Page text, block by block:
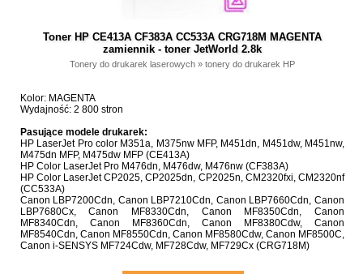
Toner HP CE413A CF383A CC533A CRG718M MAGENTA
zamiennik - toner JetWorld 2.8k
Tonery do drukarek laserowych» tonery do drukarek HP
Kolor: MAGENTA
Wydajność: 2 800 stron
Pasujące modele drukarek:
HP LaserJet Pro color M351a, M375nw MFP, M451dn, M451dw, M451nw,
M475dn MFP, M475dw MFP (CE413A)
HP Color LaserJet Pro M476dn, M476dw, M476nw (CF383A)
HP Color LaserJet CP2025, CP2025dn, CP2025n, CM2320fxi, CM2320nf
(CC533A)
Canon LBP7200Cdn, Canon LBP7210Cdn, Canon LBP7660Cdn, Canon
LBP7680Cx, Canon MF8330Cdn, Canon MF8350Cdn, Canon
MF8340Cdn, Canon MF8360Cdn, Canon MF8380Cdw, Canon
MF8540Cdn, Canon MF8550Cdn, Canon MF8580Cdw, Canon MF8500C,
Canon i-SENSYS MF724Cdw, MF728Cdw, MF729Cx (CRG718M)